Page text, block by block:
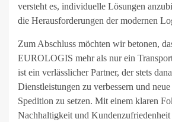
versteht es, individuelle Lösungen
die Herausforderungen der modernen
Zum Abschluss möchten wir betonen,
EUROLOGIS mehr als nur ein
ist ein verlässlicher Partner, der stets
Dienstleistungen zu verbessern und
Spedition zu setzen. Mit einem klaren
Nachhaltigkeit und